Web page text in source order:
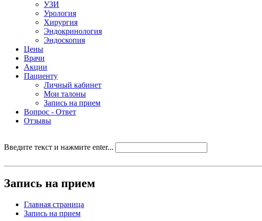
УЗИ
Урология
Хирургия
Эндокринология
Эндоскопия
Цены
Врачи
Акции
Пациенту
Личный кабинет
Мои талоны
Запись на прием
Вопрос - Ответ
Отзывы
Введите текст и нажмите enter...
Запись на прием
Главная страница
Запись на прием